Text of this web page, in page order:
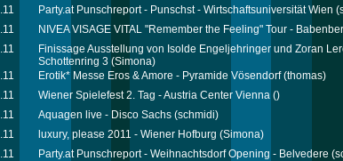
Party.at Punschreport - Punschst - Wirtschaftsuniversität Wien
NIVEA VISAGE VITAL "Remember the Feeling" Tour -
Finissage Ausstellung von Isolde Engeljehringer und Zoran
Schottenring 3 (Simona)
Erotik* Messe Eros & Amore - Pyramide Vösendorf(thomas)
Wiener Spielefest 2. Tag - Austria Center Vienna ()
Aquagen live - Disco Sachs (schmidi)
luxury, please 2011 - Wiener Hofburg (Simona)
Party.at Punschreport - Weihnachtsdorf Opening - Belvedere